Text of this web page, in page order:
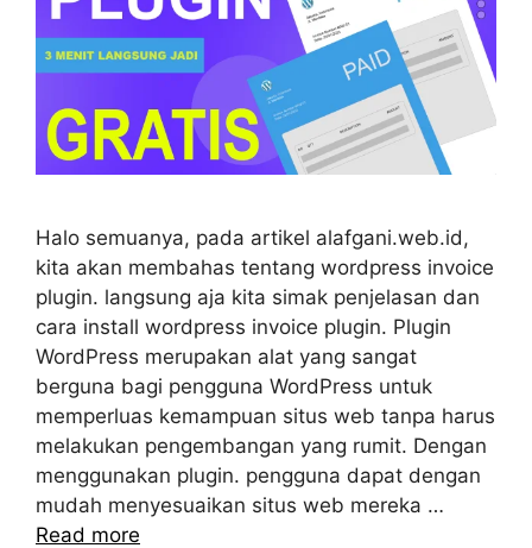
Halo semuanya, pada artikel alafgani.web.id,
kita akan membahas tentang wordpress invoice
plugin. langsung aja kita simak penjelasan dan
cara install wordpress invoice plugin. Plugin
WordPress merupakan alat yang sangat
berguna bagi pengguna WordPress untuk
memperluas kemampuan situs web tanpa harus
melakukan pengembangan yang rumit. Dengan
menggunakan plugin. pengguna dapat dengan
mudah menyesuaikan situs web mereka …
Read more